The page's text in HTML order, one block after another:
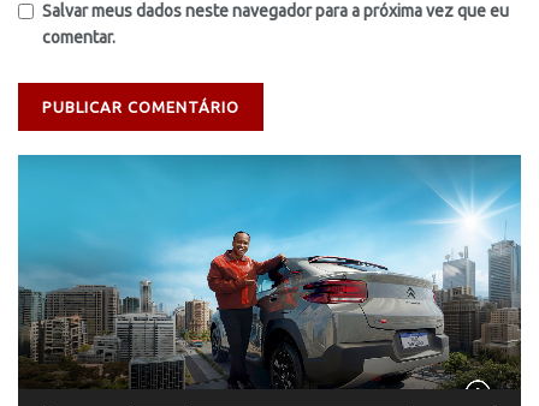
Salvar meus dados neste navegador para a próxima vez que eu
comentar.